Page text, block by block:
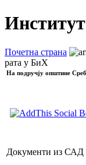
Почетна страна
рата у БиХ
На подручју општине
Документи из САД